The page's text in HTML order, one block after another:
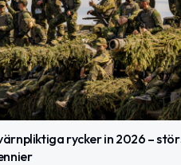
rycker in 2026 –